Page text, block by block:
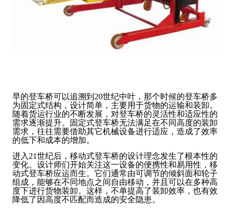
早的登车桥可以追溯到20世纪中叶，那个时候的登车桥多
为固定式结构，设计简单，主要用于货物的运输和装卸。
随着货运行业的不断发展，对登车桥的灵活性和适应性的
需求逐渐提升。固定式登车桥无法满足在不同高度的装卸
需求，往往需要借助其它机械设备进行适应，造成了效率
的低下和成本的增加。
进入21世纪后，移动式登车桥的设计理念发生了根本性的
变化。设计师们开始关注这一设备的便携性和易用性，移
动式登车桥应运而生。它们通常由可调节的倾斜面和轮子
组成，能够在不同地点之间自由移动，并且可以在多种高
度下进行货物装卸。这样，不单提高了装卸效率，也有效
降低了因高度不匹配而造成的安全隐患。